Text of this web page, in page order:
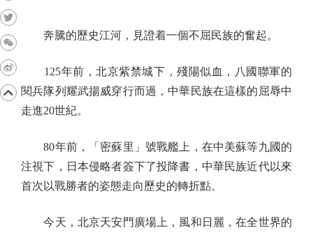
奔騰的歷史江河，見證着一個不屈民族的奮起。
125年前，北京紫禁城下，殘陽似血，八國聯軍的
閱兵隊列耀武揚威穿行而過，中華民族在這樣的屈辱中
走進20世紀。
80年前，「密蘇里」號戰艦上，在中美蘇等九國的
注視下，日本侵略者簽下了投降書，中華民族近代以來
首次以戰勝者的姿態走向歷史的轉折點。
今天，北京天安門廣場上，風和日麗，在全世界的